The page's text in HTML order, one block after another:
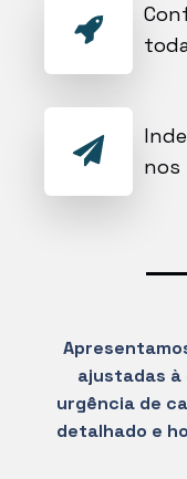
nos
ajustadas à
urgência de
detalhado e